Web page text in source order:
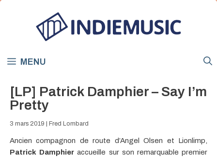
MENU
[LP] Patrick Damphier – Say I’m
Pretty
3 mars 2019 Fred Lombard
Ancien compagnon de route d’Angel Olsen et Lionlimp,
Patrick Damphier accueille sur son remarquable premier